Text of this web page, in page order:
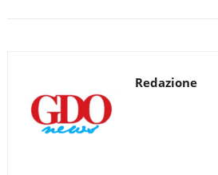
Redazione